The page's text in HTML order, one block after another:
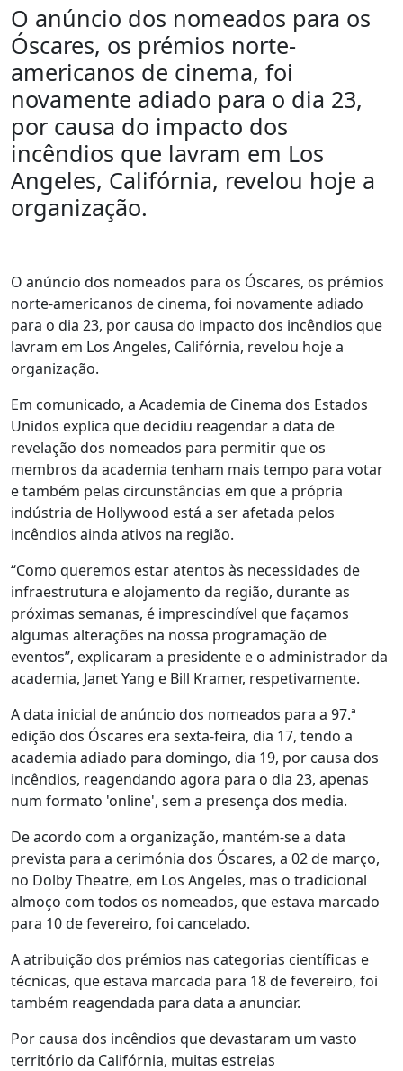
O anúncio dos nomeados para os
Óscares, os prémios norte-
americanos de cinema, foi
novamente adiado para o dia 23,
por causa do impacto dos
incêndios que lavram em Los
Angeles, Califórnia, revelou hoje a
organização.
O anúncio dos nomeados para os Óscares, os prémios
norte-americanos de cinema, foi novamente adiado
para o dia 23, por causa do impacto dos incêndios que
lavram em Los Angeles, Califórnia, revelou hoje a
organização.
Em comunicado, a Academia de Cinema dos Estados
Unidos explica que decidiu reagendar a data de
revelação dos nomeados para permitir que os
membros da academia tenham mais tempo para votar
e também pelas circunstâncias em que a própria
indústria de Hollywood está a ser afetada pelos
incêndios ainda ativos na região.
“Como queremos estar atentos às necessidades de
infraestrutura e alojamento da região, durante as
próximas semanas, é imprescindível que façamos
algumas alterações na nossa programação de
eventos”, explicaram a presidente e o administrador da
academia, Janet Yang e Bill Kramer, respetivamente.
A data inicial de anúncio dos nomeados para a 97.ª
edição dos Óscares era sexta-feira, dia 17, tendo a
academia adiado para domingo, dia 19, por causa dos
incêndios, reagendando agora para o dia 23, apenas
num formato 'online', sem a presença dos media.
De acordo com a organização, mantém-se a data
prevista para a cerimónia dos Óscares, a 02 de março,
no Dolby Theatre, em Los Angeles, mas o tradicional
almoço com todos os nomeados, que estava marcado
para 10 de fevereiro, foi cancelado.
A atribuição dos prémios nas categorias científicas e
técnicas, que estava marcada para 18 de fevereiro, foi
também reagendada para data a anunciar.
Por causa dos incêndios que devastaram um vasto
território da Califórnia, muitas estreias